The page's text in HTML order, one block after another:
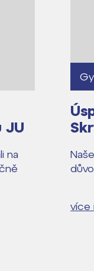
JU
na
více